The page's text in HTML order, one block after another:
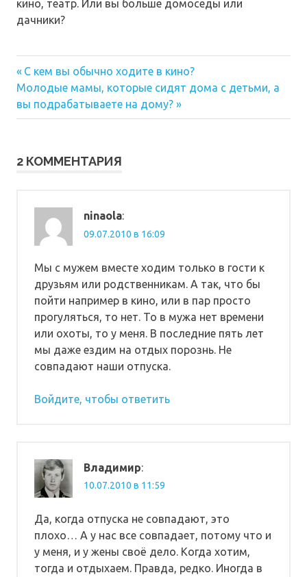
кино, театр. Или вы больше домоседы или
дачники?
Навигация
по
записям
Предыдущая
запись:
С кем вы обычно ходите в кино?
Следующая
запись:
Молодые мамы, которые сидят дома с детьми, а
вы подрабатываете на дому?
2 КОММЕНТАРИЯ
ninaola:
09.07.2010 в 16:09
Мы с мужем вместе ходим только в гости к
друзьям или родственникам. А так, что бы
пойти например в кино, или в пар просто
прогуляться, то нет. То в мужа нет времени
или охоты, то у меня. В последние пять лет
мы даже ездим на отдых порознь. Не
совпадают наши отпуска.
Войдите, чтобы ответить
Владимир:
10.07.2010 в 11:59
Да, когда отпуска не совпадают, это
плохо… А у нас все совпадает, потому что и
у меня, и у жены своё дело. Когда хотим,
тогда и отдыхаем. Правда, редко. Иногда в